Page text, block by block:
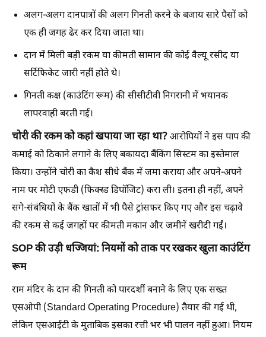
अलग-अलग दानपात्रों की अलग गिनती करने के बजाय सारे पैसों को
एक ही जगह ढेर कर दिया जाता था।
दान में मिली बड़ी रकम या कीमती सामान की कोई वैल्यू रसीद या
सर्टिफिकेट जारी नहीं होते थे।
गिनती कक्ष (काउंटिंग रूम) की सीसीटीवी निगरानी में भयानक
लापरवाही बरती गई।
चोरी की रकम को कहां खपाया जा रहा था?आरोपियों ने इस पाप की
कमाई को ठिकाने लगाने के लिए बकायदा बैंकिंग सिस्टम का इस्तेमाल
किया। उन्होंने चोरी का कैश सीधे बैंक में जमा कराया और अपने-अपने
नाम पर मोटी एफडी (फिक्स्ड डिपॉजिट) करा ली। इतना ही नहीं, अपने
सगे-संबंधियों के बैंक खातों में भी पैसे ट्रांसफर किए गए और इस चढ़ावे
की रकम से कई जगहों पर कीमती मकान और जमीनें खरीदी गईं।
SOP की उड़ी धज्जियां: नियमों को ताक पर रखकर खुला काउंटिंग
रूम
राम मंदिर के दान की गिनती को पारदर्शी बनाने के लिए एक सख्त
एसओपी (Standard Operating Procedure) तैयार की गई थी,
लेकिन एसआईटी के मुताबिक इसका रत्ती भर भी पालन नहीं हुआ। नियम